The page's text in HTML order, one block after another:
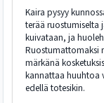
Kaira pysyy
terää ruostumiselta
kuivataan, ja
Ruostumattomaksi
märkänä
kannattaa huuhtoa
edellä totesikin.